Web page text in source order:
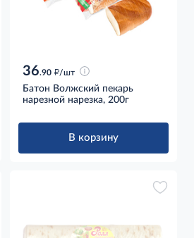
36.90 д/шт
Батон Волжский пекарь
нарезной нарезка, 200г
В корзину